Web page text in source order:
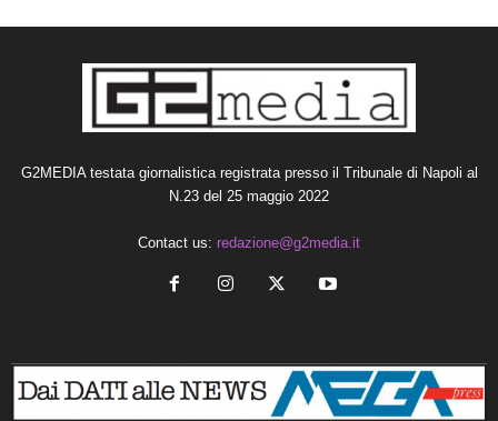
G2MEDIA testata giornalistica registrata presso il Tribunale di Napoli al
N.23 del 25 maggio 2022
Contact us: redazione@g2media.it